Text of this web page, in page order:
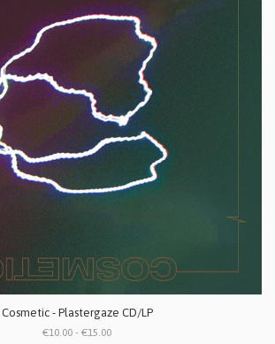
Cosmetic - Plastergaze CD/LP
€10.00 - €15.00